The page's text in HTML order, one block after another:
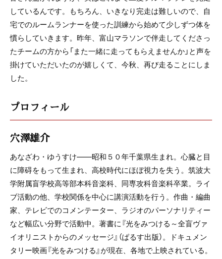
しているんです。もちろん、いきなり完走は難しいので、自
宅でのルームランナーを使った訓練から始めて少しずつ体を
慣らしていきます。昨年、富山マラソンで伴走してくださっ
たチームの方から「また一緒に走ってもらえませんか」と声を
掛けていただいたのが嬉しくて、今秋、再び走ることにしま
した。
プロフィール
穴澤雄介
あなざわ・ゆうすけ――昭和５０年千葉県生まれ。心臓と目
に障碍をもって生まれ、高校時代にほぼ視力を失う。筑波大
学附属盲学校高等部本科音楽科、同専攻科音楽科卒業。ライ
ブ活動の他、学校関係を中心に講演活動を行う。作曲・編曲
家、テレビでのコメンテーター、ラジオのパーソナリティー
など幅広い分野で活動中。著書に『光をみつける～全盲ヴァ
イオリニストからのメッセージ』（ぱるす出版）。ドキュメン
タリー映画『光をみつける』が現在、各地で上映されている。